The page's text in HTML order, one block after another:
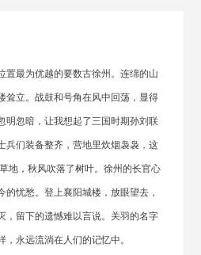
置最为优越的要数古徐州。连绵的山
耸立。战鼓和号角在风中回荡，显得
明忽暗，让我想起了三国时期孙刘联
兵们装备整齐，营地里炊烟袅袅，这
地，秋风吹落了树叶。徐州的长官心
的忧愁。登上襄阳城楼，放眼望去，
，留下的遗憾难以言说。关羽的名字
永远流淌在人们的记忆中。